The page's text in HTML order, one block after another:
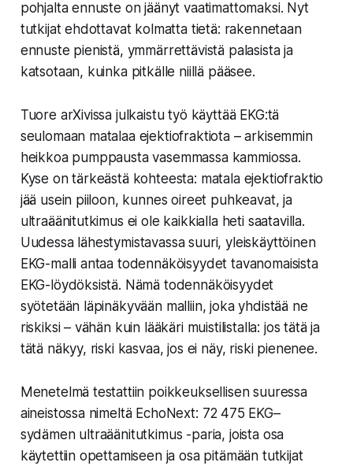
pohjalta ennuste on jäänyt vaatimattomaksi. Nyt
tutkijat ehdottavat kolmatta tietä: rakennetaan
ennuste pienistä, ymmärrettävistä palasista ja
katsotaan, kuinka pitkälle niillä pääsee.
Tuore arXivissa julkaistu työ käyttää EKG:tä
seulomaan matalaa ejektiofraktiota – arkisemmin
heikkoa pumppausta vasemmassa kammiossa.
Kyse on tärkeästä kohteesta: matala ejektiofraktio
jää usein piiloon, kunnes oireet puhkeavat, ja
ultraäänitutkimus ei ole kaikkialla heti saatavilla.
Uudessa lähestymistavassa suuri, yleiskäyttöinen
EKG-malli antaa todennäköisyydet tavanomaisista
EKG-löydöksistä. Nämä todennäköisyydet
syötetään läpinäkyvään malliin, joka yhdistää ne
riskiksi – vähän kuin lääkäri muistilistalla: jos tätä ja
tätä näkyy, riski kasvaa, jos ei näy, riski pienenee.
Menetelmä testattiin poikkeuksellisen suuressa
aineistossa nimeltä EchoNext: 72 475 EKG–
sydämen ultraäänitutkimus -paria, joista osa
käytettiin opettamiseen ja osa pitämään tutkijat